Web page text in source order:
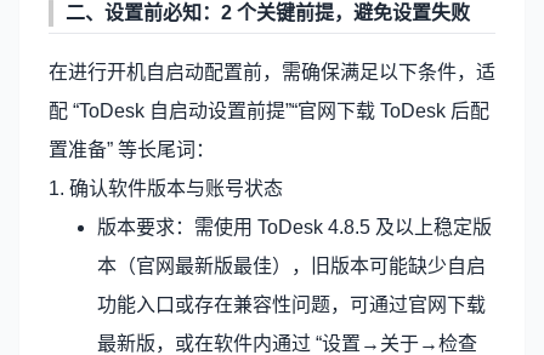
二、设置前必知：2 个关键前提，避免设置失败
在进行开机自启动配置前，需确保满足以下条件，适
配 “ToDesk 自启动设置前提”“官网下载 ToDesk 后配
置准备” 等长尾词：
1. 确认软件版本与账号状态
版本要求：需使用 ToDesk 4.8.5 及以上稳定版
本（官网最新版最佳），旧版本可能缺少自启
功能入口或存在兼容性问题，可通过官网下载
最新版，或在软件内通过 “设置→关于→检查